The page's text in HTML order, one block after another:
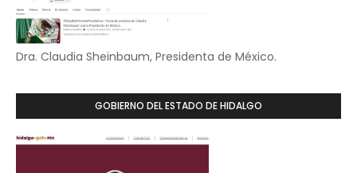
Dra. Claudia Sheinbaum, Presidenta de México.
GOBIERNO DEL ESTADO DE HIDALGO